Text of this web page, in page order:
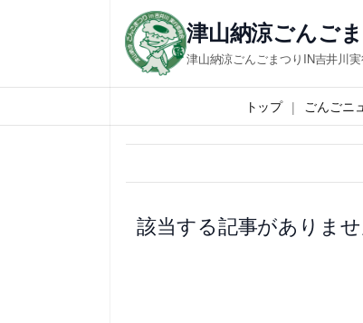
ス
キ
津山納涼ごんご
津山納涼ごんごまつりIN吉井川
トップ ごんごニ
該当する記事がありませ